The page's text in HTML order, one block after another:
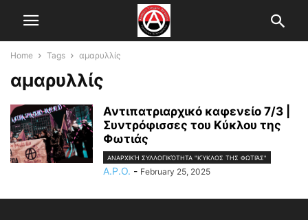
Home Tags αμαρυλλίς
αμαρυλλίς
Αντιπατριαρχικό καφενείο 7/3 |
Συντρόφισσες του Κύκλου της
Φωτιάς
ΑΝΑΡΧΙΚΉ ΣΥΛΛΟΓΙΚΌΤΗΤΑ "ΚΎΚΛΟΣ ΤΗΣ ΦΩΤΙΆΣ"
A.P.O. - February 25, 2025